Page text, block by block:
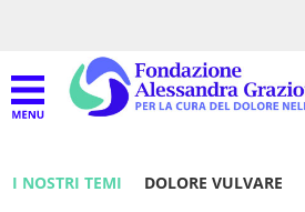
I NOSTRI TEMI DOLORE VULVARE